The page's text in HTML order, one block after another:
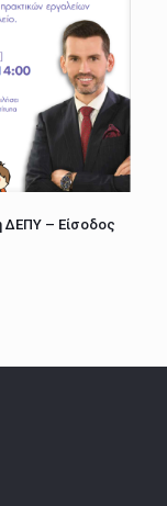
ΔΕΠΥ – Είσοδος